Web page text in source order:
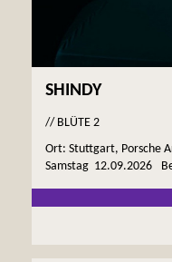
SHINDY
// BLÜTE 2
Ort: Stuttgart, Porsche
Samstag 12.09.2026